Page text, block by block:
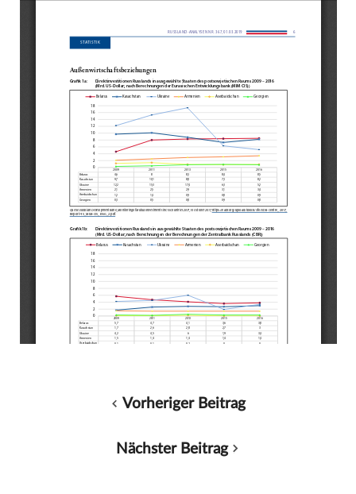
Vorheriger Beitrag
Nächster Beitrag